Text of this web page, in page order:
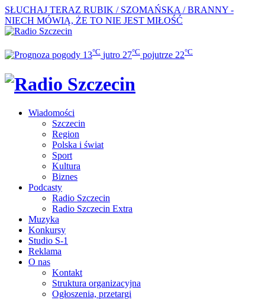
SŁUCHAJ TERAZ RUBIK / SZOMAŃSKA / BRANNY -
NIECH MÓWIĄ, ŻE TO NIE JEST MIŁOŚĆ
13°C jutro 27°C pojutrze 22°C
Wiadomości
Szczecin
Region
Polska i świat
Sport
Kultura
Biznes
Podcasty
Radio Szczecin
Radio Szczecin Extra
Muzyka
Konkursy
Studio S-1
Reklama
O nas
Kontakt
Struktura organizacyjna
Ogłoszenia, przetargi